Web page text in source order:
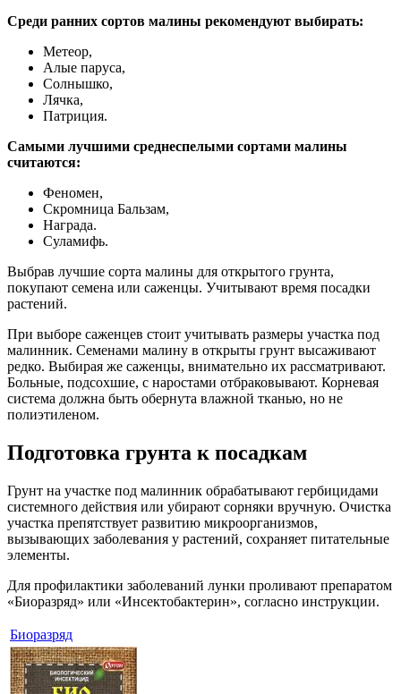
Среди ранних сортов малины рекомендуют выбирать:
Метеор,
Алые паруса,
Солнышко,
Лячка,
Патриция.
Самыми лучшими среднеспелыми сортами малины
считаются:
Феномен,
Скромница Бальзам,
Награда.
Суламифь.
Выбрав лучшие сорта малины для открытого грунта,
покупают семена или саженцы. Учитывают время посадки
растений.
При выборе саженцев стоит учитывать размеры участка под
малинник. Семенами малину в открыты грунт высаживают
редко. Выбирая же саженцы, внимательно их рассматривают.
Больные, подсохшие, с наростами отбраковывают. Корневая
система должна быть обернута влажной тканью, но не
полиэтиленом.
Подготовка грунта к посадкам
Грунт на участке под малинник обрабатывают гербицидами
системного действия или убирают сорняки вручную. Очистка
участка препятствует развитию микроорганизмов,
вызывающих заболевания у растений, сохраняет питательные
элементы.
Для профилактики заболеваний лунки проливают препаратом
«Биоразряд» или «Инсектобактерин», согласно инструкции.
Биоразряд